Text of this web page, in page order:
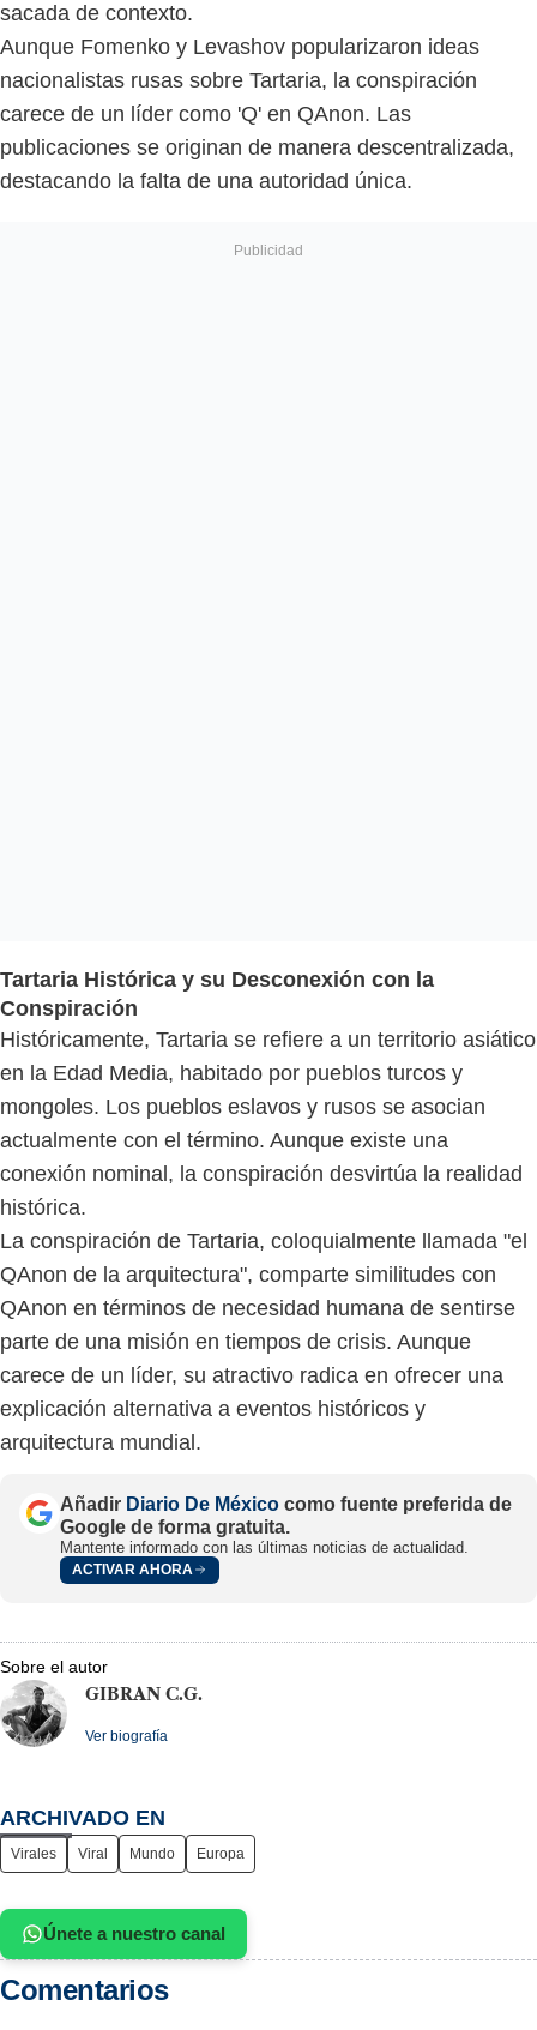
sacada de contexto.
Aunque Fomenko y Levashov popularizaron ideas
nacionalistas rusas sobre Tartaria, la conspiración
carece de un líder como 'Q' en QAnon. Las
publicaciones se originan de manera descentralizada,
destacando la falta de una autoridad única.
Tartaria Histórica y su Desconexión con la
Conspiración
Históricamente, Tartaria se refiere a un territorio asiático
en la Edad Media, habitado por pueblos turcos y
mongoles. Los pueblos eslavos y rusos se asocian
actualmente con el término. Aunque existe una
conexión nominal, la conspiración desvirtúa la realidad
histórica.
La conspiración de Tartaria, coloquialmente llamada "el
QAnon de la arquitectura", comparte similitudes con
QAnon en términos de necesidad humana de sentirse
parte de una misión en tiempos de crisis. Aunque
carece de un líder, su atractivo radica en ofrecer una
explicación alternativa a eventos históricos y
arquitectura mundial.
Añadir Diario De México como fuente preferida de
Google de forma gratuita.
Mantente informado con las últimas noticias de actualidad.
ACTIVAR AHORA
Sobre el autor
GIBRAN C.G.
Ver biografía
ARCHIVADO EN
Virales Viral Mundo Europa
Únete a nuestro canal
Comentarios